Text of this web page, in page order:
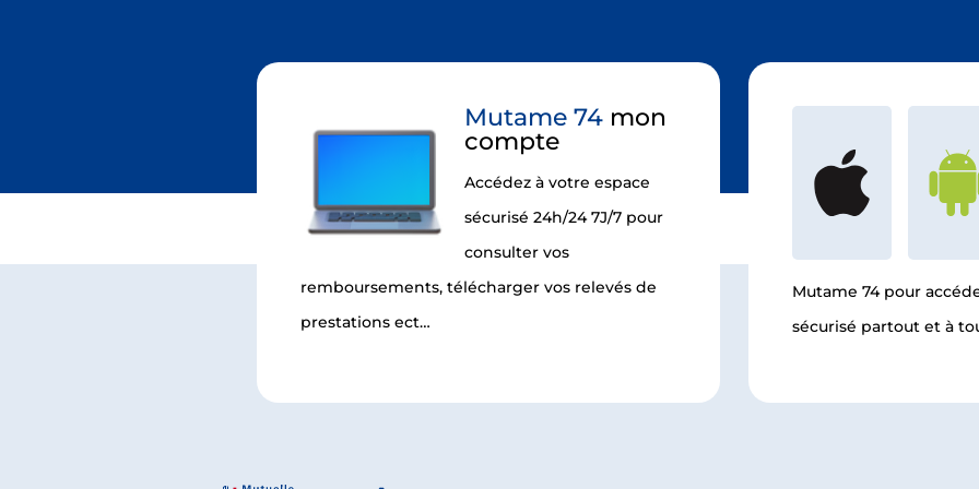
Mutame 74 mon
compte
Accédez à votre espace
sécurisé 24h/24 7J/7 pour
consulter vos
remboursements, télécharger vos relevés de
prestations ect…
Mutame 74 pour
sécurisé partout et à